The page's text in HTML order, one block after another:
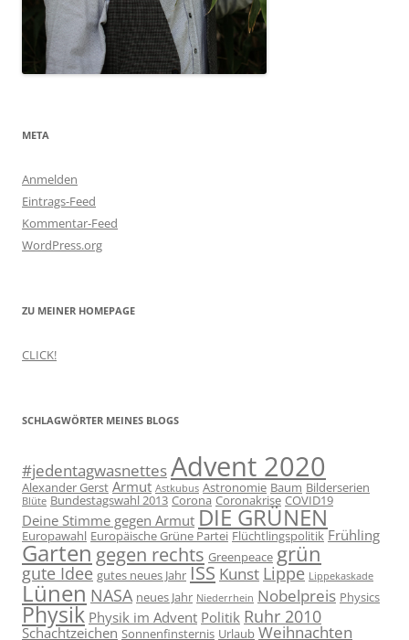
META
Anmelden
Eintrags-Feed
Kommentar-Feed
WordPress.org
ZU MEINER HOMEPAGE
CLICK!
SCHLAGWÖRTER MEINES BLOGS
#jedentagwasnettesAdvent 2020
Alexander Gerst Armut Astkubus Astronomie Baum Bilderserien
Blüte Bundestagswahl 2013 Corona Coronakrise COVID19
Deine Stimme gegen Armut DIE GRÜNEN
Europawahl Europäische Grüne Partei Flüchtlingspolitik Frühling
Garten gegen rechts Greenpeace grün
gute Idee gutes neues Jahr ISS Kunst Lippe Lippekaskade
Lünen NASA neues Jahr Niederrhein Nobelpreis Physics
Physik Physik im Advent Politik Ruhr 2010
Schachtzeichen Sonnenfinsternis Urlaub Weihnachten